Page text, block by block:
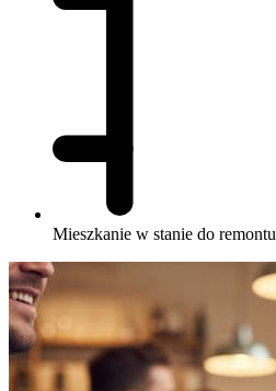
Mieszkanie w stanie do remontu